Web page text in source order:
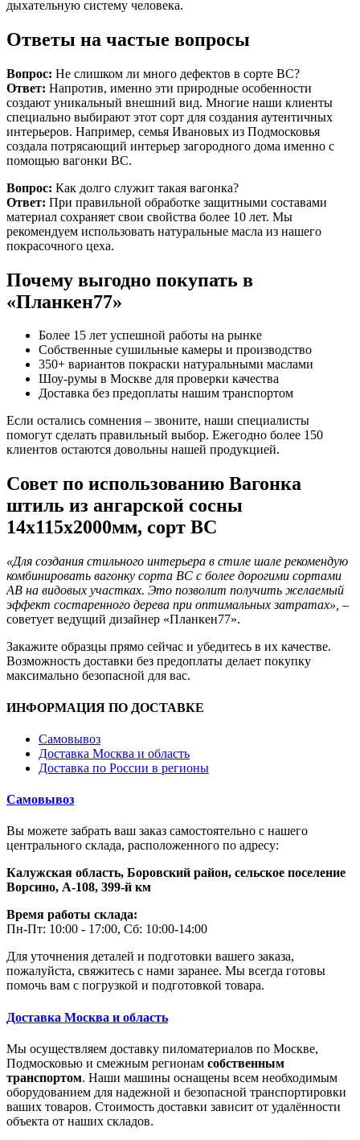
дыхательную систему человека.
Ответы на частые вопросы
Вопрос: Не слишком ли много дефектов в сорте BC?
Ответ: Напротив, именно эти природные особенности
создают уникальный внешний вид. Многие наши клиенты
специально выбирают этот сорт для создания аутентичных
интерьеров. Например, семья Ивановых из Подмосковья
создала потрясающий интерьер загородного дома именно с
помощью вагонки BC.
Вопрос: Как долго служит такая вагонка?
Ответ: При правильной обработке защитными составами
материал сохраняет свои свойства более 10 лет. Мы
рекомендуем использовать натуральные масла из нашего
покрасочного цеха.
Почему выгодно покупать в
«Планкен77»
Более 15 лет успешной работы на рынке
Собственные сушильные камеры и производство
350+ вариантов покраски натуральными маслами
Шоу-румы в Москве для проверки качества
Доставка без предоплаты нашим транспортом
Если остались сомнения – звоните, наши специалисты
помогут сделать правильный выбор. Ежегодно более 150
клиентов остаются довольны нашей продукцией.
Совет по использованию Вагонка
штиль из ангарской сосны
14x115x2000мм, сорт BC
«Для создания стильного интерьера в стиле шале рекомендую
комбинировать вагонку сорта BC с более дорогими сортами
AB на видовых участках. Это позволит получить желаемый
эффект состаренного дерева при оптимальных затратах», –
советует ведущий дизайнер «Планкен77».
Закажите образцы прямо сейчас и убедитесь в их качестве.
Возможность доставки без предоплаты делает покупку
максимально безопасной для вас.
ИНФОРМАЦИЯ ПО ДОСТАВКЕ
Самовывоз
Доставка Москва и область
Доставка по России в регионы
Самовывоз
Вы можете забрать ваш заказ самостоятельно с нашего
центрального склада, расположенного по адресу:
Калужская область, Боровский район, сельское поселение
Ворсино, А-108, 399-й км
Время работы склада:
Пн-Пт: 10:00 - 17:00, Сб: 10:00-14:00
Для уточнения деталей и подготовки вашего заказа,
пожалуйста, свяжитесь с нами заранее. Мы всегда готовы
помочь вам с погрузкой и подготовкой товара.
Доставка Москва и область
Мы осуществляем доставку пиломатериалов по Москве,
Подмосковью и смежным регионам собственным
транспортом. Наши машины оснащены всем необходимым
оборудованием для надежной и безопасной транспортировки
ваших товаров. Стоимость доставки зависит от удалённости
объекта от наших складов.